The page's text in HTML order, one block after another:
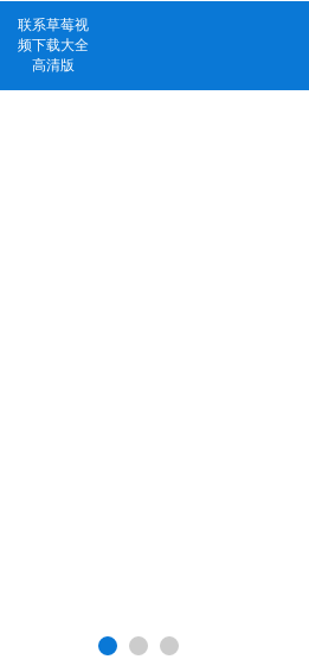
联系草莓视
频下载大全
高清版